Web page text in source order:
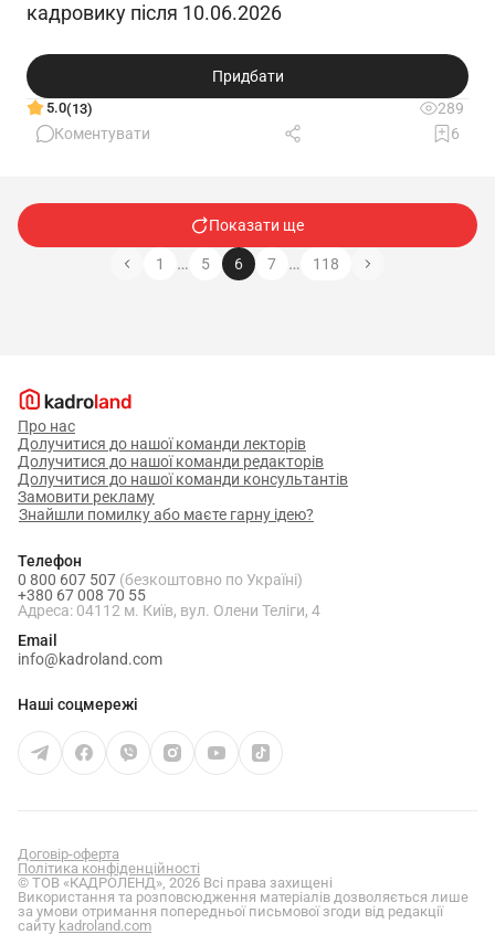
кадровику після 10.06.2026
Придбати
5.0(13)
289
Коментувати
6
Показати ще
1 … 5 6 7 … 118
Про нас
Долучитися до нашої команди лекторів
Долучитися до нашої команди редакторів
Долучитися до нашої команди консультантів
Замовити рекламу
Знайшли помилку або маєте гарну ідею?
Телефон
0 800 607 507 (безкоштовно по Україні)
+380 67 008 70 55
Адреса: 04112 м. Київ, вул. Олени Теліги, 4
Email
info@kadroland.com
Наші соцмережі
Договір-оферта
Політика конфіденційності
© ТОВ «КАДРОЛЕНД», 2026 Всі права захищені
Використання та розповсюдження матеріалів дозволяється лише
за умови отримання попередньої письмової згоди від редакції
сайту kadroland.com